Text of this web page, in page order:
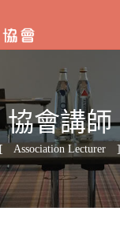
協會講師
[ Association Lecturer ]